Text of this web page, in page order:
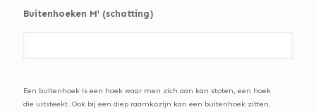
Buitenhoeken M¹ (schatting)
Een buitenhoek is een hoek waar men zich aan kan stoten, een hoek
die uitsteekt. Ook bij een diep raamkozijn kan een buitenhoek zitten.